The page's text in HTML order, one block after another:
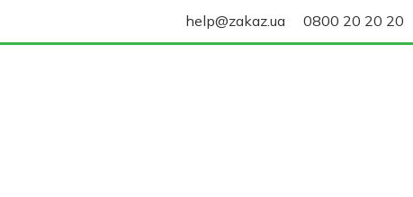
help@zakaz.ua 0800 20 20 20